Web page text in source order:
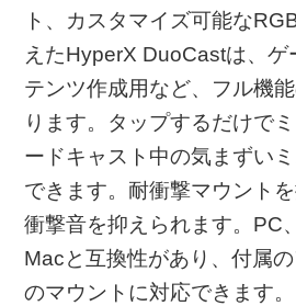
ト、カスタマイズ可能な
えたHyperX DuoCastは、ゲ
テンツ作成用など、フル機
ります。タップするだけで
ードキャスト中の気まずい
できます。耐衝撃マウント
衝撃音を抑えられます。PC
Macと互換性があり、付属
のマウントに対応できます。